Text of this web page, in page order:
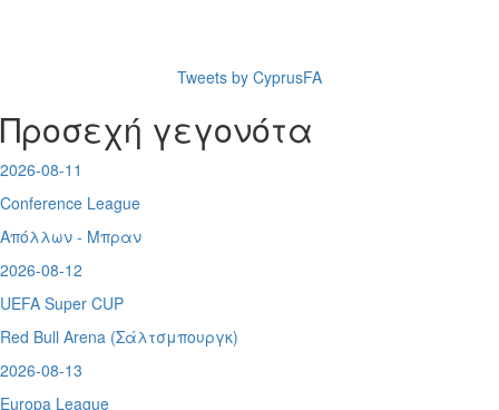
Tweets by CyprusFA
Προσεχή γεγονότα
2026-08-11
Conference League
Απόλλων - Μπραν
2026-08-12
UEFA Super CUP
Red Bull Arena (Σάλτσμπουργκ)
2026-08-13
Europa League